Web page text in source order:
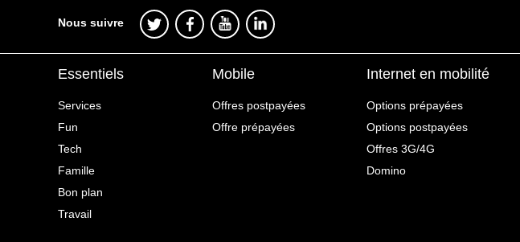
Nous suivre
Essentiels
Services
Fun
Tech
Famille
Bon plan
Travail
Mobile
Offres postpayées
Offre prépayées
Internet en mobilité
Options prépayées
Options postpayées
Offres 3G/4G
Domino